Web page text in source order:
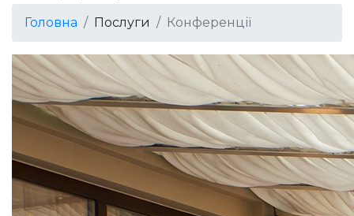
Головна Послуги Конференції